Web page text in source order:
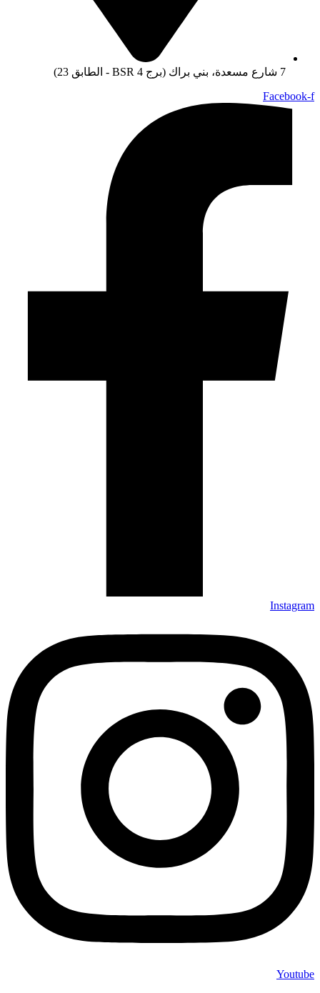
7 شارع مسعدة، بني براك (برج BSR 4 - الطابق 23)
Facebook-f
Instagram
Youtube